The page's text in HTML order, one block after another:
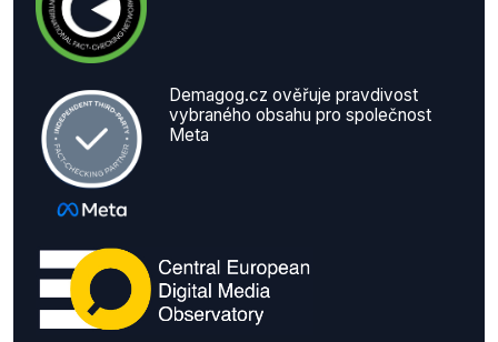
Demagog.cz ověřuje pravdivost
vybraného obsahu pro společnost
Meta